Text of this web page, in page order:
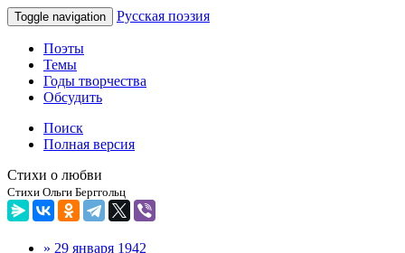
Toggle navigation Русская поэзия
Поэты
Темы
Годы творчества
Обсудить
Поиск
Полная версия
Стихи о любви
Стихи Ольги Берггольц
» 29 января 1942